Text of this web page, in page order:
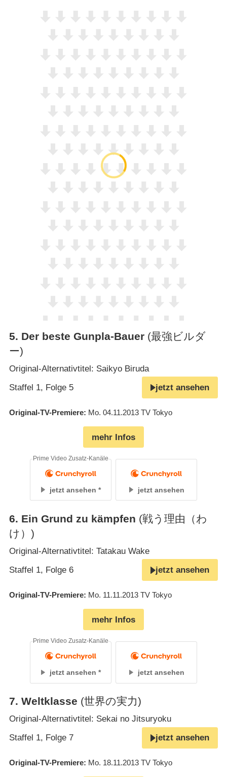
5. Der beste Gunpla-Bauer (最強ビルダ
ー)
Original-Alternativtitel: Saikyo Biruda
Staffel 1, Folge 5
jetzt ansehen
Original-TV-Premiere Mo. 04.11.2013 TV Tokyo
mehr Infos
jetzt ansehen
Prime Video Zusatz-Kanäle
jetzt ansehen
6. Ein Grund zu kämpfen (戦う理由（わ
け）)
Original-Alternativtitel: Tatakau Wake
Staffel 1, Folge 6
jetzt ansehen
Original-TV-Premiere Mo. 11.11.2013 TV Tokyo
mehr Infos
jetzt ansehen
Prime Video Zusatz-Kanäle
jetzt ansehen
7. Weltklasse (世界の実力)
Original-Alternativtitel: Sekai no Jitsuryoku
Staffel 1, Folge 7
jetzt ansehen
Original-TV-Premiere Mo. 18.11.2013 TV Tokyo